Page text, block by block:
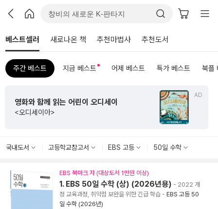
베스트셀러 새로나온 책 추천마법사 추천도서
주간 베스트 지금 베스트 어제 베스트 특가 베스트 북플
AD
영화와 함께 읽는 어린이 오디세이
<오디세이아>
국내도서 고등학교참고서 EBS 고등 50일 수학
EBS 북마크 자 (대상도서 1만원 이상)
1. EBS 50일 수학 (상) (2026년용) - 2022 개
정 교육과정, 취약점 보완을 위한 긴급 학습 - EBS 고등 50
일 수학 (2026년)